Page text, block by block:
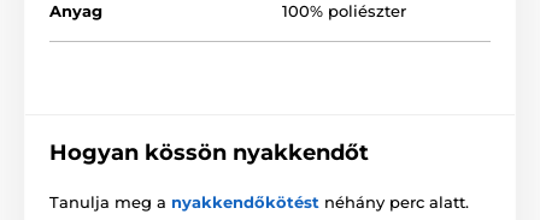
Anyag 100% poliészter
Hogyan kössön nyakkendőt
Tanulja meg a nyakkendőkötést néhány perc alatt.